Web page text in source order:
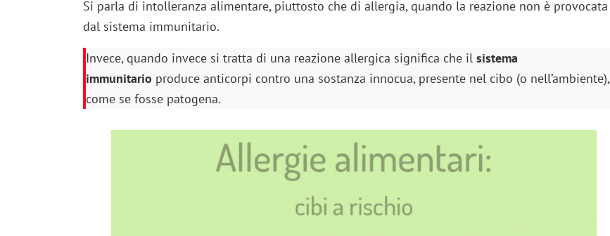
Si parla di intolleranza alimentare, piuttosto che di allergia, quando la reazione non è provocata
dal sistema immunitario.
Invece, quando invece si tratta di una reazione allergica significa che il sistema
immunitario produce anticorpi contro una sostanza innocua, presente nel cibo (o nell’ambiente),
come se fosse patogena.